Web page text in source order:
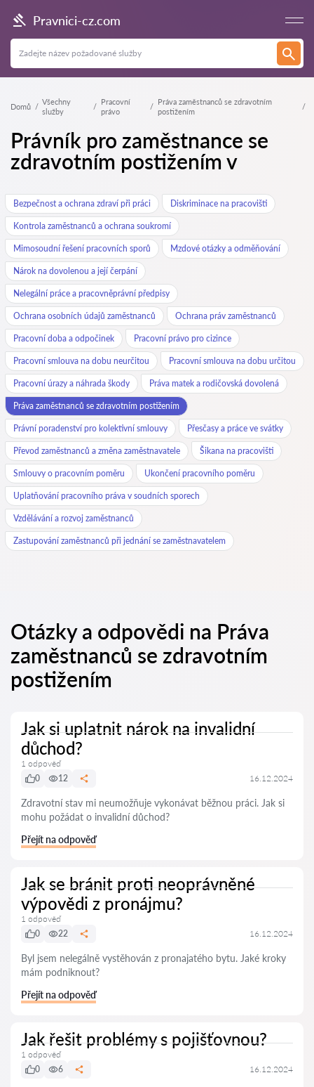
Pravnici-cz.com
Domů
Všechny
služby
Pracovní
právo
Práva zaměstnanců se zdravotním
postižením
Právník pro zaměstnance se
zdravotním postižením v
Bezpečnost a ochrana zdraví při práci Diskriminace na pracovišti
Kontrola zaměstnanců a ochrana soukromí
Mimosoudní řešení pracovních sporů Mzdové otázky a odměňování
Nárok na dovolenou a její čerpání
Nelegální práce a pracovněprávní předpisy
Ochrana osobních údajů zaměstnanců Ochrana práv zaměstnanců
Pracovní doba a odpočinek Pracovní právo pro cizince
Pracovní smlouva na dobu neurčitou Pracovní smlouva na dobu určitou
Pracovní úrazy a náhrada škody Práva matek a rodičovská dovolená
Práva zaměstnanců se zdravotním postižením
Právní poradenství pro kolektivní smlouvy Přesčasy a práce ve svátky
Převod zaměstnanců a změna zaměstnavatele Šikana na pracovišti
Smlouvy o pracovním poměru Ukončení pracovního poměru
Uplatňování pracovního práva v soudních sporech
Vzdělávání a rozvoj zaměstnanců
Zastupování zaměstnanců při jednání se zaměstnavatelem
Otázky a odpovědi na Práva
zaměstnanců se zdravotním
postižením
Jak si uplatnit nárok na invalidní
důchod?
1 odpověď
0
12 16.12.2024
Zdravotní stav mi neumožňuje vykonávat běžnou práci. Jak si
mohu požádat o invalidní důchod?
Přejít na odpověď
Jak se bránit proti neoprávněné
výpovědi z pronájmu?
1 odpověď
0
22 16.12.2024
Byl jsem nelegálně vystěhován z pronajatého bytu. Jaké kroky
mám podniknout?
Přejít na odpověď
Jak řešit problémy s pojišťovnou?
1 odpověď
0
6 16.12.2024